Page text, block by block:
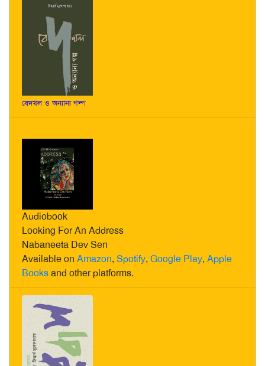
বেদখল ও অন্যান্য গল্প
Audiobook
Looking For An Address
Nabaneeta Dev Sen
Available on Amazon, Spotify, Google Play, Apple
Booksand other platforms.